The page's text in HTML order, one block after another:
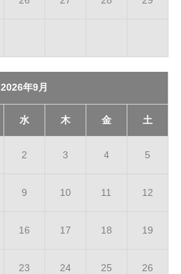
2026年9月
水 木 金 土
2 3 4 5
9 10 11 12
16 17 18 19
23 24 25 26